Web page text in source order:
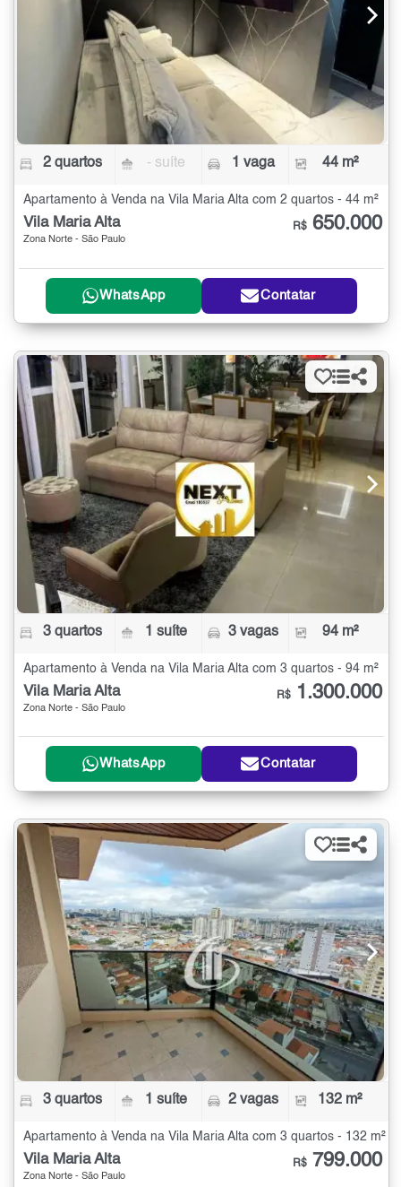
2 quartos - suíte 1 vaga 44 m²
Apartamento à Venda na Vila Maria Alta com 2 quartos - 44 m²
Vila Maria Alta
Zona Norte - São Paulo
R$ 650.000
WhatsApp Contatar
3 quartos 1 suíte 3 vagas 94 m²
Apartamento à Venda na Vila Maria Alta com 3 quartos - 94 m²
Vila Maria Alta
Zona Norte - São Paulo
R$ 1.300.000
WhatsApp Contatar
3 quartos 1 suíte 2 vagas 132 m²
Apartamento à Venda na Vila Maria Alta com 3 quartos - 132 m²
Vila Maria Alta
Zona Norte - São Paulo
R$ 799.000